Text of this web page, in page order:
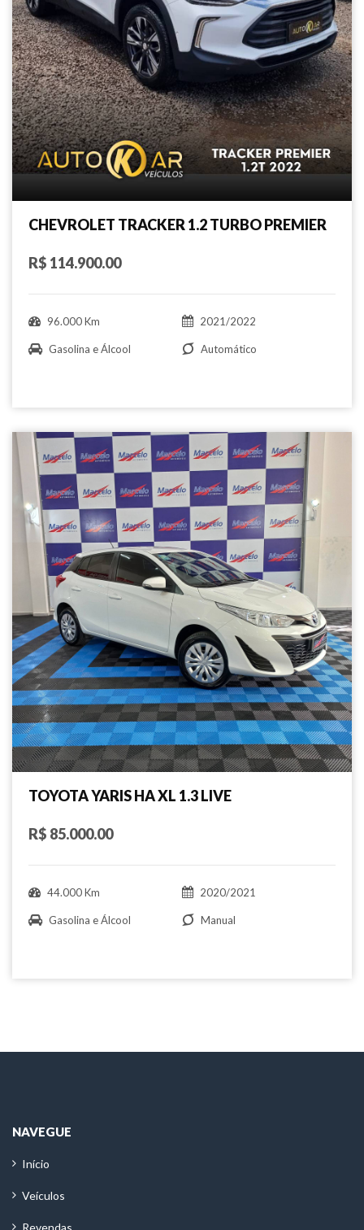
CHEVROLET TRACKER 1.2 TURBO PREMIER
R$ 114.900.00
96.000 Km 2021/2022
Gasolina e Álcool Automático
TOYOTA YARIS HA XL 1.3 LIVE
R$ 85.000.00
44.000 Km 2020/2021
Gasolina e Álcool Manual
NAVEGUE
Início
Veículos
Revendas